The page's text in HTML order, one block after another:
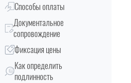
Способы оплаты
Документальное
сопровождение
Фиксация цены
Как определить
подлинность